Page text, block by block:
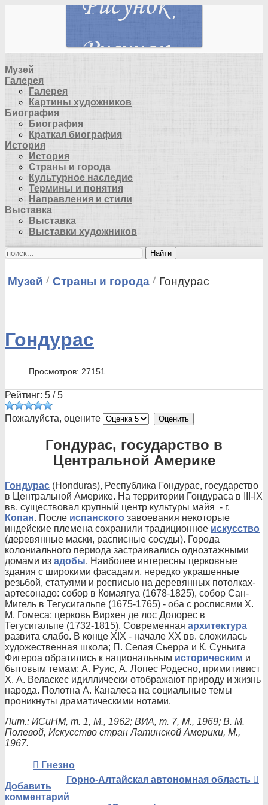
Музей
Галерея
Галерея
Картины художников
Биография
Биография
Краткая биография
История
История
Страны и города
Культурное наследие
Термины и понятия
Направления и стили
Выставка
Выставка
Выставки художников
Найти
Музей Страны и города Гондурас
Гондурас
Просмотров: 27151
Рейтинг: 5 /5
Пожалуйста, оцените
Гондурас, государство в
Центральной Америке
Гондурас (Honduras), Республика Гондурас, государство
в Центральной Америке. На территории Гондураса в III-IX
вв. существовал крупный центр культуры майя - г.
Копан. После испанского завоевания некоторые
индейские племена сохранили традиционное искусство
(деревянные маски, расписные сосуды). Города
колониального периода застраивались одноэтажными
домами из адобы. Наиболее интересны церковные
здания с широкими фасадами, нередко украшенные
резьбой, статуями и росписью на деревянных потолках-
артесонадо: собор в Комаягуа (1678-1825), собор Сан-
Мигель в Тегусигальпе (1675-1765) - оба с росписями X.
М. Гомеса; церковь Вирхен де лос Долорес в
Тегусигальпе (1732-1815). Современная архитектура
развита слабо. В конце XIX - начале XX вв. сложилась
художественная школа; П. Селая Сьерра и К. Суньига
Фигероа обратились к национальным историческим и
бытовым темам; А. Руис, А. Лопес Родесно, примитивист
X. А. Веласкес идиллически отображают природу и жизнь
народа. Полотна А. Каналеса на социальные темы
проникнуты драматическими нотами.
Лит.: ИСиНМ, т. 1, М., 1962; ВИА, т. 7, М., 1969; В. М.
Полевой, Искусство стран Латинской Америки, М.,
1967.
Гнезно
Горно-Алтайская автономная область
Добавить
комментарий